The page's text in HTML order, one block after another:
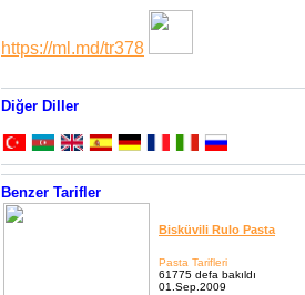
https://ml.md/tr378
Diğer Diller
Benzer Tarifler
Bisküvili Rulo Pasta
Pasta Tarifleri
61775 defa bakıldı
01.Sep.2009